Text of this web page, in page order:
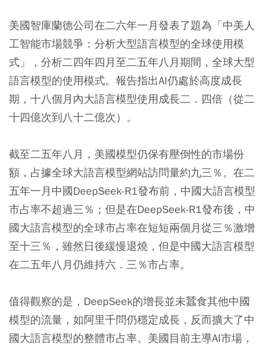
美國智庫蘭德公司在二六年一月發表了題為「中美人
工智能市場競爭：分析大型語言模型的全球使用模
式」，分析二四年四月至二五年八月期間，全球大型
語言模型的使用模式。報告指出AI仍處於高度成長
期，十八個月內大語言模型使用成長二．四倍（從二
十四億次到八十二億次）。
截至二五年八月，美國模型仍保有壓倒性的市場份
額，占據全球大語言模型網站訪問量約九三％。在二
五年一月中國DeepSeek-R1發布前，中國大語言模型
市占率不超過三％；但是在DeepSeek-R1發布後，中
國大語言模型的全球市占率在短短兩個月從三％激增
至十三％，雖然日後緩慢退燒，但是中國大語言模型
在二五年八月仍維持六．三％市占率。
值得觀察的是，DeepSeek的增長並未蠶食其他中國
模型的流量，如阿里千問仍穩定成長，反而擴大了中
國大語言模型的整體市占率。美國目前主導AI市場，